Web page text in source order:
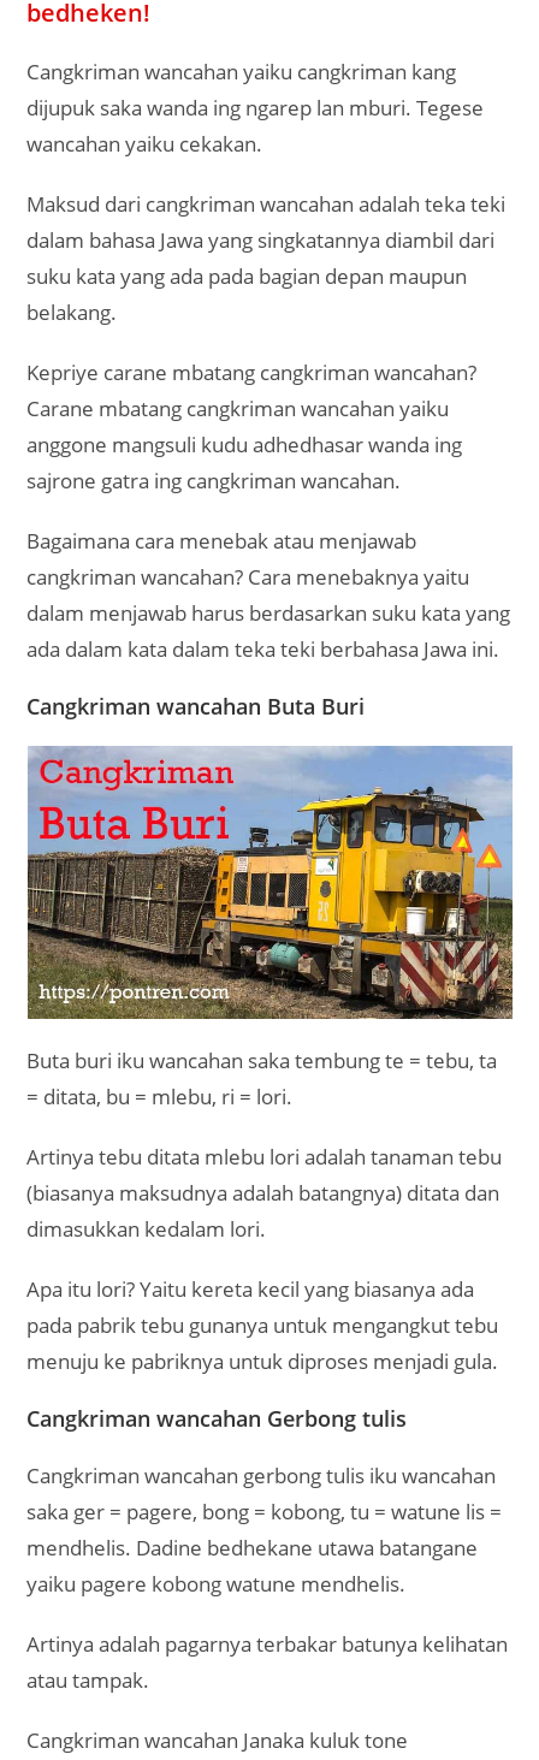
bedheken!
Cangkriman wancahan yaiku cangkriman kang
dijupuk saka wanda ing ngarep lan mburi. Tegese
wancahan yaiku cekakan.
Maksud dari cangkriman wancahan adalah teka teki
dalam bahasa Jawa yang singkatannya diambil dari
suku kata yang ada pada bagian depan maupun
belakang.
Kepriye carane mbatang cangkriman wancahan?
Carane mbatang cangkriman wancahan yaiku
anggone mangsuli kudu adhedhasar wanda ing
sajrone gatra ing cangkriman wancahan.
Bagaimana cara menebak atau menjawab
cangkriman wancahan? Cara menebaknya yaitu
dalam menjawab harus berdasarkan suku kata yang
ada dalam kata dalam teka teki berbahasa Jawa ini.
Cangkriman wancahan Buta Buri
Buta buri iku wancahan saka tembung te = tebu, ta
= ditata, bu = mlebu, ri = lori.
Artinya tebu ditata mlebu lori adalah tanaman tebu
(biasanya maksudnya adalah batangnya) ditata dan
dimasukkan kedalam lori.
Apa itu lori? Yaitu kereta kecil yang biasanya ada
pada pabrik tebu gunanya untuk mengangkut tebu
menuju ke pabriknya untuk diproses menjadi gula.
Cangkriman wancahan Gerbong tulis
Cangkriman wancahan gerbong tulis iku wancahan
saka ger = pagere, bong = kobong, tu = watune lis =
mendhelis. Dadine bedhekane utawa batangane
yaiku pagere kobong watune mendhelis.
Artinya adalah pagarnya terbakar batunya kelihatan
atau tampak.
Cangkriman wancahan Janaka kuluk tone